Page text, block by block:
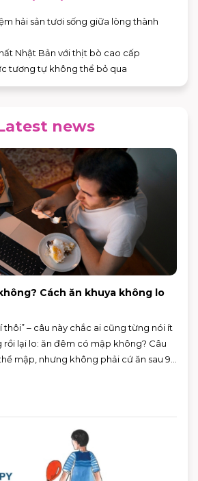
hải sản tươi sống giữa lòng thành
Nhật Bản với thịt bò cao cấp
tương tự không thể bỏ qua
news
Cách ăn khuya không lo
thôi” – câu này chắc ai cũng từng nói ít
rồi lại lo: ăn đêm có mập không? Câu
mập, nhưng không phải cứ ăn sau 9